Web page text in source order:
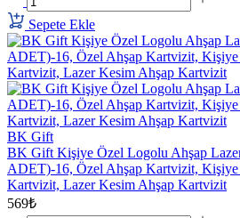
Sepete Ekle
BK Gift
BK Gift Kişiye Özel Logolu Ahşap
ADET)-16, Özel Ahşap Kartvizit,
Kartvizit, Lazer Kesim Ahşap Kartvizit
569₺